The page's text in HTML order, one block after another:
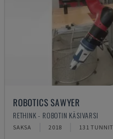
ROBOTICS SAWYER
RETHINK - ROBOTIN KÄSIVARSI
SAKSA 2018 131 TUNNIT